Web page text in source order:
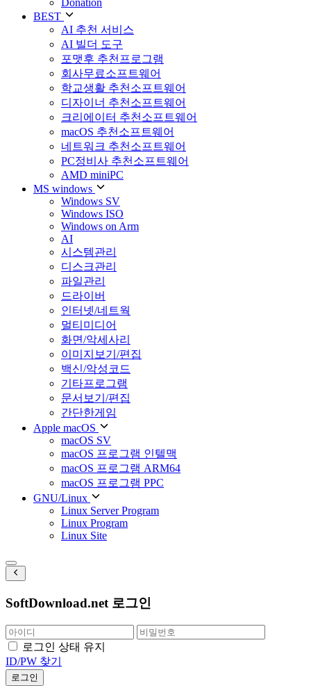
BEST
AI 추천 서비스
AI 빌더 도구
포맷후 추천프로그램
회사무료소프트웨어
학교생활 추천소프트웨어
디자이너 추천소프트웨어
크리에이터 추천소프트웨어
macOS 추천소프트웨어
네트워크 추천소프트웨어
PC정비사 추천소프트웨어
AMD miniPC
MS windows
Windows SV
Windows ISO
Windows on Arm
AI
시스템관리
디스크관리
파일관리
드라이버
인터넷/네트웍
멀티미디어
화면/악세사리
이미지보기/편집
백신/악성코드
기타프로그램
문서보기/편집
간단한게임
Apple macOS
macOS SV
macOS 프로그램 인텔맥
macOS 프로그램 ARM64
macOS 프로그램 PPC
GNU/Linux
Linux Server Program
Linux Program
Linux Site
SoftDownload.net 로그인
로그인 상태 유지
ID/PW 찾기
로그인